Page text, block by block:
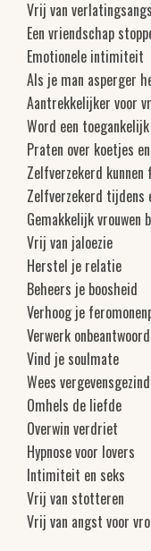
Vrij van
Een vriendschap
Emotionele intimiteit
Als je man asperger
Aantrekkelijker voor
Word een
Praten over koetjes
Zelfverzekerd
Zelfverzekerd tijdens
Gemakkelijk vrouwen
Vrij van jaloezie
Herstel je relatie
Beheers je boosheid
Verhoog je
Verwerk
Vind je soulmate
Wees vergevensgezind
Omhels de liefde
Overwin verdriet
Hypnose voor lovers
Intimiteit en seks
Vrij van stotteren
Vrij van angst voor